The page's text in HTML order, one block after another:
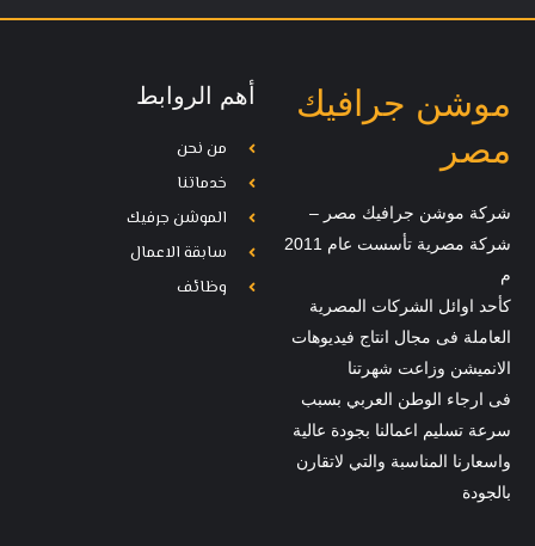
موشن جرافيك
مصر
شركة موشن جرافيك مصر –
شركة مصرية تأسست عام 2011
م
كأحد اوائل الشركات المصرية
العاملة فى مجال انتاج فيديوهات
الانميشن وزاعت شهرتنا
فى ارجاء الوطن العربي بسبب
سرعة تسليم اعمالنا بجودة عالية
واسعارنا المناسبة والتي لاتقارن
بالجودة
أهم الروابط
من نحن
خدماتنا
الموشن جرفيك
سابقة الاعمال
وظائف